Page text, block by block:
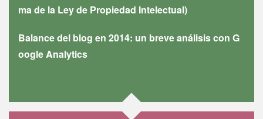
ma de la Ley de Propiedad Intelectual)
Balance del blog en 2014: un breve análisis con G
oogle Analytics